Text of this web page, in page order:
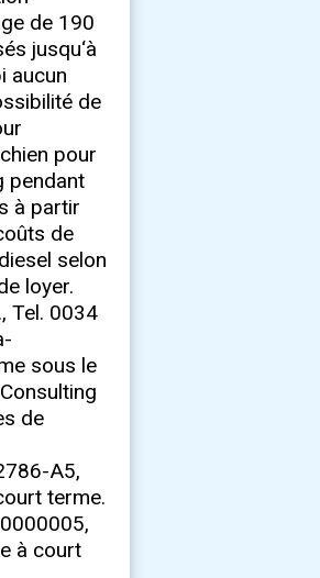
de 190
jusqu‘à
aucun
de
pour
pendant
à partir
de
selon
loyer.
Tel. 0034
sous le
de
A5,
terme.
à court